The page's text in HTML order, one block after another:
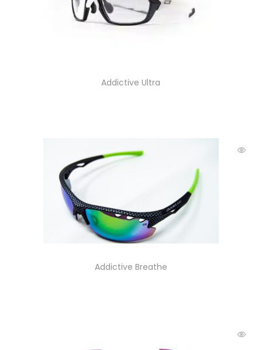
Addictive Ultra
Addictive Breathe